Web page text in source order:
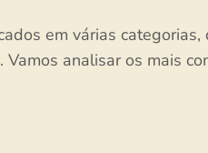
em várias
analisar os mais